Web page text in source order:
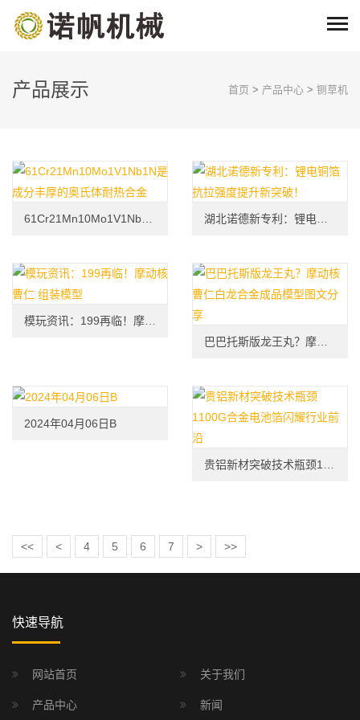
产品展示 首页 > 产品中心 > 铡草机
2024年04月06日B
<< < 4 5 6 7 > >>
快速导航
网站首页 关于我们
产品中心 新闻